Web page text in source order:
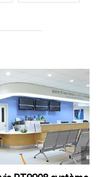
EN VEILLE
RADIO PORTABLE
RADIO DE DOUCHE